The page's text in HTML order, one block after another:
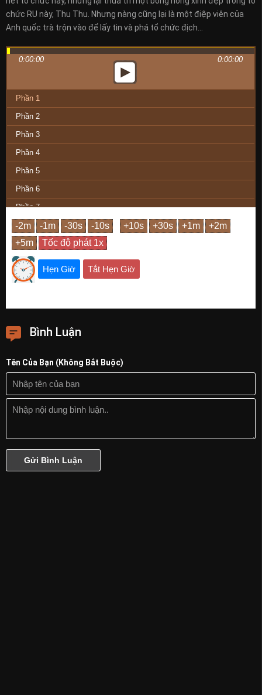
chức RU này, Thu Thu. Nhưng nàng cũng lại là một điệp viên của
Anh quốc trà trộn vào để lấy tin và phá tổ chức địch…
0:00:00 0:00:00
Phần 1
Phần 2
Phần 3
Phần 4
Phần 5
Phần 6
Phần 7
Phần 8
Phần 9
Phần 10
Phần Cuối
Hẹn Giờ Tắt Hẹn Giờ
Bình Luận
Tên Của Bạn (Không Bắt Buộc)